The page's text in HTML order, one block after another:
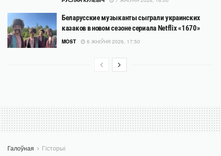
Беларусские музыканты сыграли украинских
казаков в новом сезоне сериала Netflix «1670»
MOST 6 ЖНІЎНЯ 2026, 17:50
Галоўная Гісторыі